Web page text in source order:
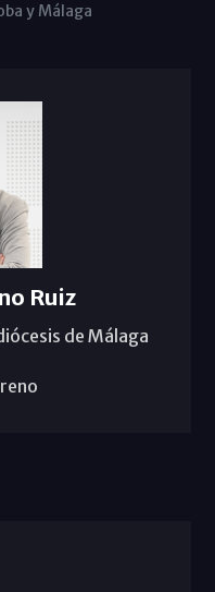
y Málaga
Ruiz
de Málaga